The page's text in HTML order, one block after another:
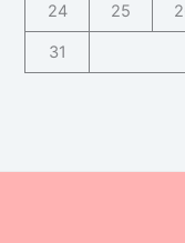
24 25
31